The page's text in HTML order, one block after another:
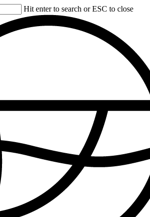
Hit enter to search or ESC to close